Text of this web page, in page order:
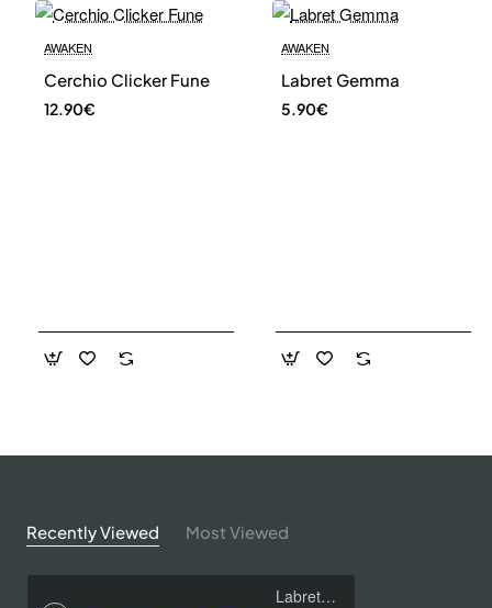
AWAKEN
Cerchio Clicker Fune
12.90€
🔥 Bestseller
AWAKEN
Labret Gemma
5.90€
Recently Viewed Most Viewed
Labret con brillantino in Titanio